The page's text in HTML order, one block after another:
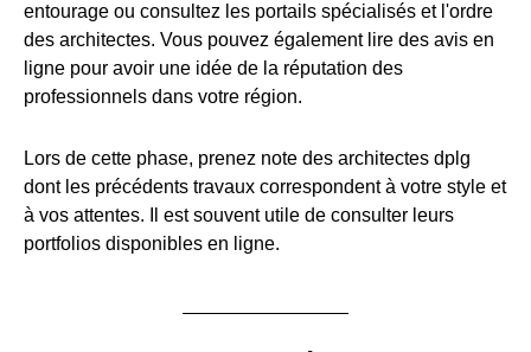
entourage ou consultez les portails spécialisés et l'ordre
des architectes. Vous pouvez également lire des avis en
ligne pour avoir une idée de la réputation des
professionnels dans votre région.
Lors de cette phase, prenez note des architectes dplg
dont les précédents travaux correspondent à votre style et
à vos attentes. Il est souvent utile de consulter leurs
portfolios disponibles en ligne.